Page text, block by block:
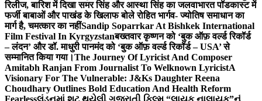
रिलीज, बारिश में दिखा समर सिंह और आस्था सिंह का जलवाभारत पॉडकास्ट में
फर्जी बाबाओं और पाखंड के खिलाफ बोले रोहित भार्गव- ज्योतिष समाधान का
मार्ग है, चमत्कार का नहींSandip Soparrkar At Bishkek International
Film Festival In Kyrgyzstanबख्तवार कृष्णन को ‘बुक ऑफ़ वर्ल्ड रिकॉर्ड
– लंदन’ और डॉ. माधुरी पानमंद को ‘बुक ऑफ़ वर्ल्ड रिकॉर्ड – USA’ से
सम्मानित किया गया।The Journey Of Lyricist And Composer
Amitabh Ranjan From Journalist To Welknown LyricistA
Visionary For The Vulnerable: J&Ks Daughter Reena
Choudhary Outlines Bold Education And Health Reform